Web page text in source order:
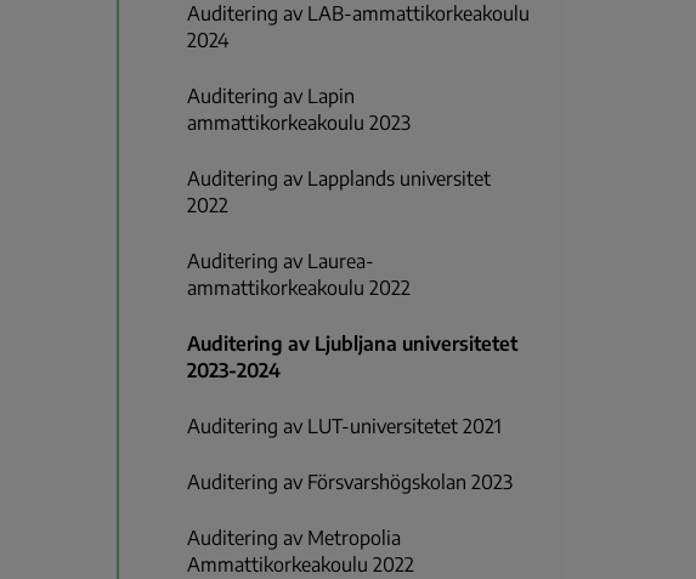
Auditering av LAB-ammattikorkeakoulu
2024
Auditering av Lapin
ammattikorkeakoulu 2023
Auditering av Lapplands universitet
2022
Auditering av Laurea-
ammattikorkeakoulu 2022
Auditering av Ljubljana universitetet
2023-2024
Auditering av LUT-universitetet 2021
Auditering av Försvarshögskolan 2023
Auditering av Metropolia
Ammattikorkeakoulu 2022